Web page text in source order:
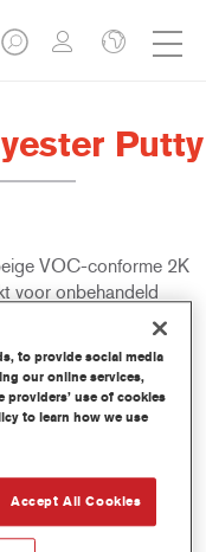
Putty
VOC-conforme 2K
voor onbehandeld
veel OEM
staal.
gladde afwerking af
to provide social media
our online services,
providers’ use of cookies
to learn how we use
Accept All Cookies